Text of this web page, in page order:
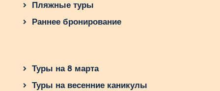
Пляжные туры
Раннее бронирование
Туры на 8 марта
Туры на весенние каникулы